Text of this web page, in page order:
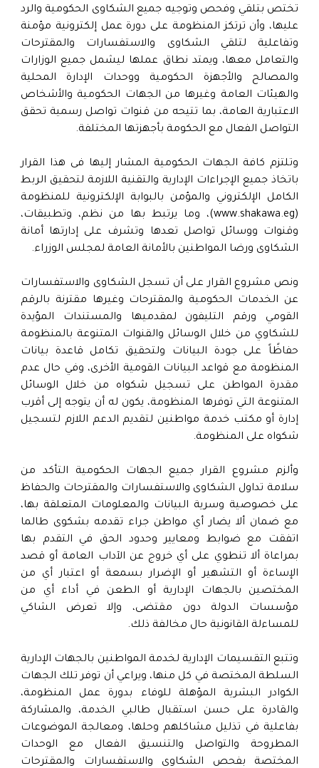
تختص بتلقي وفحص وتوجيه جميع الشكاوى الحكومية والرد
عليها، وأن ترتكز المنظومة على دورة عمل إلكترونية مؤمنة
وتفاعلية لتلقي الشكاوى والاستفسارات والمقترحات
والتعامل معها، ويمتد نطاق عملها ليشمل جميع الوزارات
والمصالح والأجهزة الحكومية ووحدات الإدارة المحلية
والهيئات العامة وغيرها من الجهات الحكومية والأشخاص
الاعتبارية العامة، بما تتيحه من قنوات تواصل رسمية تحقق
التواصل الفعال مع الحكومة بأجهزتها المختلفة.
وتلتزم كافة الجهات الحكومية المشار إليها فى هذا القرار
باتخاذ جميع الإجراءات الإدارية والتقنية اللازمة لتحقيق الربط
الكامل الإلكتروني والمؤمن بالبوابة الإلكترونية للمنظومة
(www.shakawa.eg)، وما يرتبط بها من نظم، وتطبيقات،
وقنوات ووسائل تواصل تعدها وتشرف على إدارتها أمانة
الشكاوى ورضا المواطنين بالأمانة العامة لمجلس الوزراء.
ونص مشروع القرار على أن تسجل الشكاوى والاستفسارات
عن الخدمات الحكومية والمقترحات وغيرها مقترنة بالرقم
القومي ورقم التليفون لمقدميها والمستندات المؤيدة
للشكاوي من خلال الوسائل والقنوات المتنوعة بالمنظومة
حفاظًاً على جودة البيانات ولتحقيق تكامل قاعدة بيانات
المنظومة مع قواعد البيانات القومية الأخرى، وفي حال عدم
مقدرة المواطن على تسجيل شكواه من خلال الوسائل
المتنوعة التي توفرها المنظومة، يكون له أن يتوجه إلى أقرب
إدارة أو مكتب خدمة مواطنين لتقديم الدعم اللازم لتسجيل
شكواه على المنظومة.
وألزم مشروع القرار جميع الجهات الحكومية التأكد من
سلامة تداول الشكاوى والاستفسارات والمقترحات والحفاظ
على خصوصية وسرية البيانات والمعلومات المتعلقة بها،
مع ضمان ألا يضار أي مواطن جراء تقدمه بشكوى طالما
اتفقت مع ضوابط ومعايير وحدود الحق في التقدم بها
بمراعاة ألا تنطوي على أي خروج عن الآداب العامة أو قصد
الإساءة أو التشهير أو الإضرار بسمعة أو اعتبار أي من
المختصين بالجهات الإدارية أو الطعن في أداء أي من
مؤسسات الدولة دون مقتضى، وإلا تعرض الشاكي
للمساءلة القانونية حال مخالفة ذلك.
وتتبع التقسيمات الإدارية لخدمة المواطنين بالجهات الإدارية
السلطة المختصة في كل منها، ويراعي أن توفر تلك الجهات
الكوادر البشرية المؤهلة للوفاء بدورة عمل المنظومة،
والقادرة على حسن استقبال طالبي الخدمة، والمشاركة
بفاعلية في تذليل مشاكلهم وحلها، ومعالجة الموضوعات
المطروحة والتواصل والتنسيق الفعال مع الوحدات
المختصة بفحص الشكاوى والاستفسارات والمقترحات